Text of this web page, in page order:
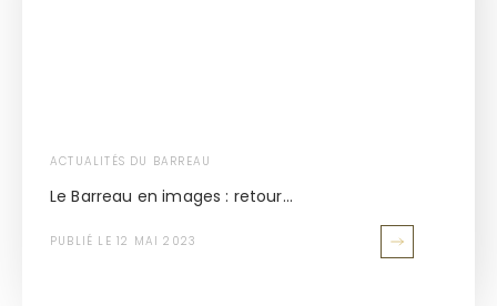
ACTUALITÉS DU BARREAU
Le Barreau en images : retour...
PUBLIÉ LE 12 MAI 2023